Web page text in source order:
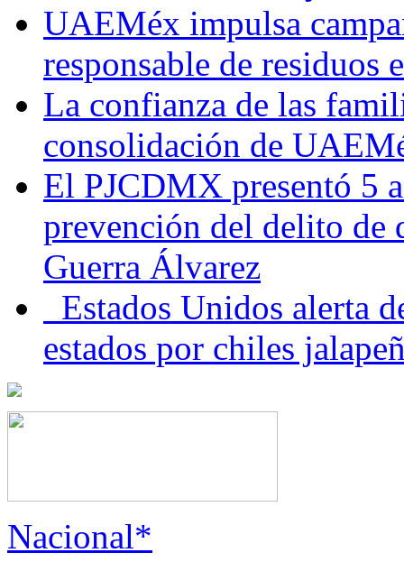
UAEMéx impulsa
responsable de residuos
La confianza de las
consolidación de
El PJCDMX presentó 5
prevención del delito de
Guerra Álvarez
Estados Unidos alerta
estados por chiles
Nacional*